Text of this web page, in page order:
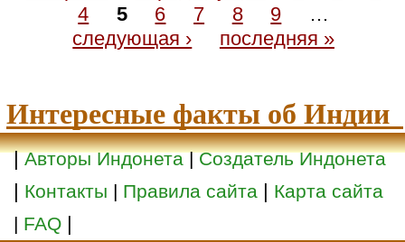
4
5 6 7 8 9
…
следующая ›
последняя »
Интересные факты об Индии
|Авторы Индонета|Создатель Индонета
| Контакты | Правила сайта | Карта сайта
| FAQ |